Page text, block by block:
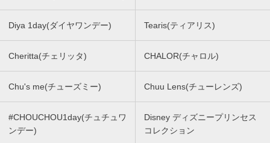
Diya 1day(ダイヤワンデー) Tearis(ティアリス)
Cheritta(チェリッタ) CHALOR(チャロル)
Chu's me(チューズミー) Chuu Lens(チューレンズ)
#CHOUCHOU1day(チュチュワ
ンデー)
Disney ディズニープリンセス
コレクション